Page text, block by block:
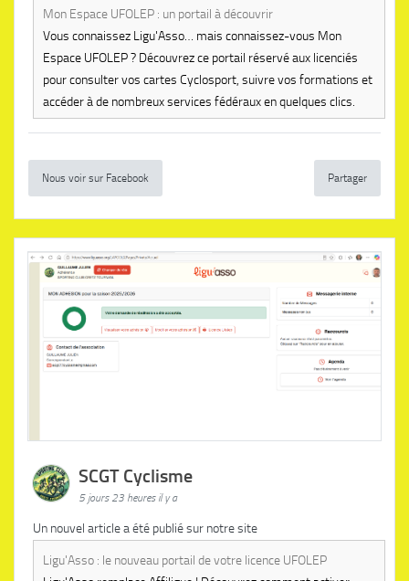
Mon Espace UFOLEP : un portail à découvrir
Vous connaissez Ligu'Asso… mais connaissez-vous Mon
Espace UFOLEP ? Découvrez ce portail réservé aux licenciés
pour consulter vos cartes Cyclosport, suivre vos formations et
accéder à de nombreux services fédéraux en quelques clics.
Nous voir sur Facebook Partager
SCGT Cyclisme
5 jours 23 heures il y a
Un nouvel article a été publié sur notre site
Ligu'Asso : le nouveau portail de votre licence UFOLEP